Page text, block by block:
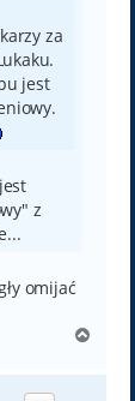
za
jest
z
omijać
g